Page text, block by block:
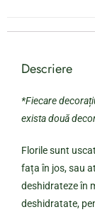
Descriere
*Fiecare
exista două
Florile sunt
fața în jos, sau
deshidrateze în
deshidratate,